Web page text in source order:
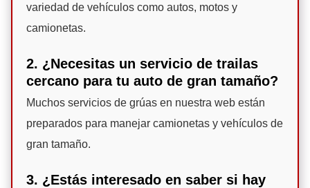
variedad de vehículos como autos, motos y
camionetas.
2. ¿Necesitas un servicio de trailas
cercano para tu auto de gran tamaño?
Muchos servicios de grúas en nuestra web están
preparados para manejar camionetas y vehículos de
gran tamaño.
3. ¿Estás interesado en saber si hay